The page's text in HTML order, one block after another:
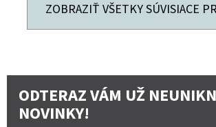
ZOBRAZIŤ VŠETKY SÚVISIACE
ODTERAZ VÁM UŽ
NOVINKY!